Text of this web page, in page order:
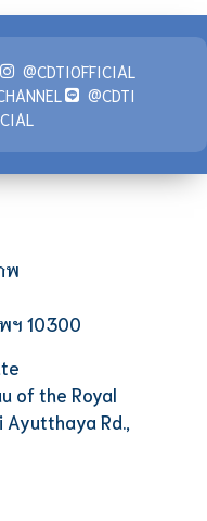
@CDTIOFFICIAL
@CDTI
พ
ฯ 10300
of the Royal
Rd.,